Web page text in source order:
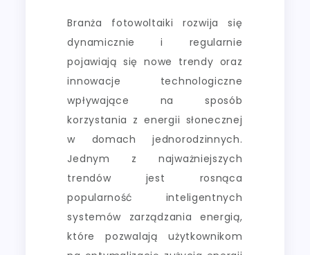
Branża fotowoltaiki rozwija się
dynamicznie i regularnie
pojawiają się nowe trendy oraz
innowacje technologiczne
wpływające na sposób
korzystania z energii słonecznej
w domach jednorodzinnych.
Jednym z najważniejszych
trendów jest rosnąca
popularność inteligentnych
systemów zarządzania energią,
które pozwalają użytkownikom